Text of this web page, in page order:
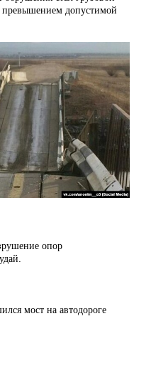
превышением допустимой
опор
мост на автодороге